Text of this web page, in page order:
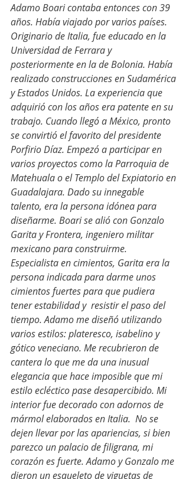
Adamo Boari contaba entonces con 39
años. Había viajado por varios países.
Originario de Italia, fue educado en la
Universidad de Ferrara y
posteriormente en la de Bolonia. Había
realizado construcciones en Sudamérica
y Estados Unidos. La experiencia que
adquirió con los años era patente en su
trabajo. Cuando llegó a México, pronto
se convirtió el favorito del presidente
Porfirio Díaz. Empezó a participar en
varios proyectos como la Parroquia de
Matehuala o el Templo del Expiatorio en
Guadalajara. Dado su innegable
talento, era la persona idónea para
diseñarme. Boari se alió con Gonzalo
Garita y Frontera, ingeniero militar
mexicano para construirme.
Especialista en cimientos, Garita era la
persona indicada para darme unos
cimientos fuertes para que pudiera
tener estabilidad y  resistir el paso del
tiempo. Adamo me diseñó utilizando
varios estilos: plateresco, isabelino y
gótico veneciano. Me recubrieron de
cantera lo que me da una inusual
elegancia que hace imposible que mi
estilo ecléctico pase desapercibido. Mi
interior fue decorado con adornos de
mármol elaborados en Italia.  No se
dejen llevar por las apariencias, si bien
parezco un palacio de filigrana, mi
corazón es fuerte. Adamo y Gonzalo me
dieron un esqueleto de viguetas de